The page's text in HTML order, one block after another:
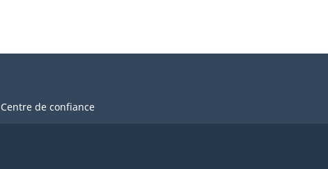
Centre de confiance